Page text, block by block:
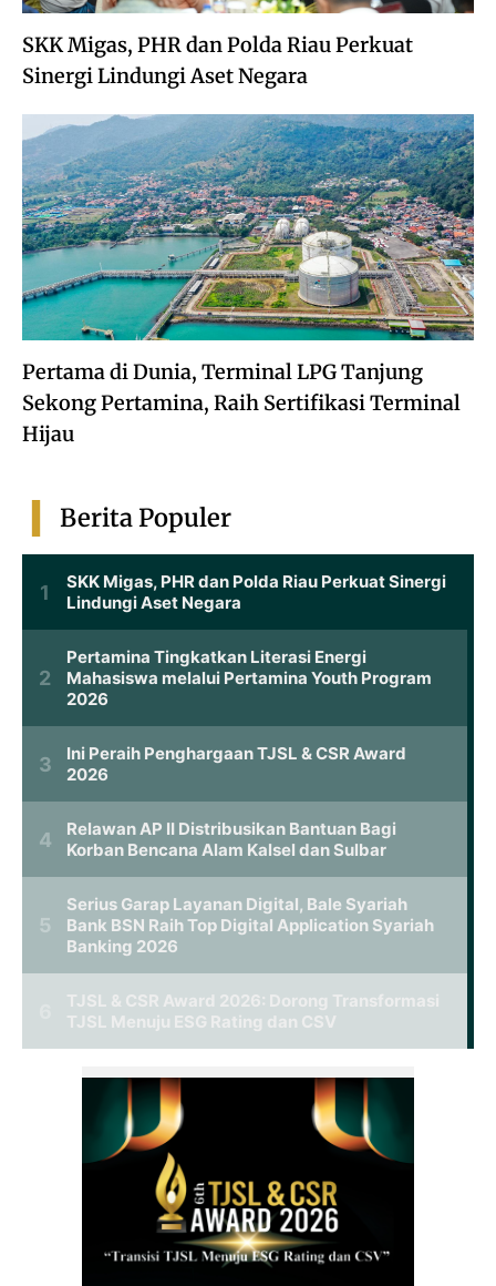
SKK Migas, PHR dan Polda Riau Perkuat
Sinergi Lindungi Aset Negara
Pertama di Dunia, Terminal LPG Tanjung
Sekong Pertamina, Raih Sertifikasi Terminal
Hijau
Berita Populer